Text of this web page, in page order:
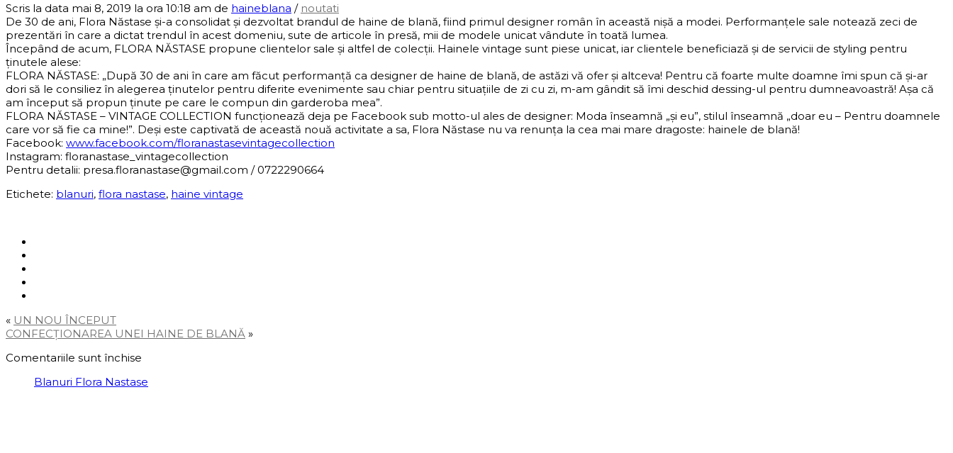
Scris la data mai 8, 2019 la ora 10:18 am de haineblana / noutati
De 30 de ani, Flora Năstase și-a consolidat și dezvoltat brandul de haine de blană, fiind primul designer român în această nișă a modei. Performanțele sale notează zeci de
prezentări în care a dictat trendul în acest domeniu, sute de articole în presă, mii de modele unicat vândute în toată lumea.
Începând de acum, FLORA NĂSTASE propune clientelor sale și altfel de colecții. Hainele vintage sunt piese unicat, iar clientele beneficiază și de servicii de styling pentru
ținutele alese:
FLORA NĂSTASE: „După 30 de ani în care am făcut performanță ca designer de haine de blană, de astăzi vă ofer și altceva! Pentru că foarte multe doamne îmi spun că și-ar
dori să le consiliez în alegerea ținutelor pentru diferite evenimente sau chiar pentru situațiile de zi cu zi, m-am gândit să îmi deschid dessing-ul pentru dumneavoastră! Așa că
am început să propun ținute pe care le compun din garderoba mea”.
FLORA NĂSTASE – VINTAGE COLLECTION funcționează deja pe Facebook sub motto-ul ales de designer: Moda înseamnă „și eu”, stilul înseamnă „doar eu – Pentru doamnele
care vor să fie ca mine!”. Deși este captivată de această nouă activitate a sa, Flora Năstase nu va renunța la cea mai mare dragoste: hainele de blană!
Facebook: www.facebook.com/floranastasevintagecollection
Instagram: floranastase_vintagecollection
Pentru detalii: presa.floranastase@gmail.com /0722290664
Etichete: blanuri, flora nastase, haine vintage
« UN NOU ÎNCEPUT
CONFECȚIONAREA UNEI HAINE DE BLANĂ »
Comentariile sunt închise
Blanuri Flora Nastase